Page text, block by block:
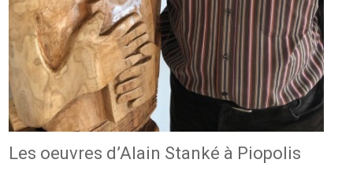
Les oeuvres d’Alain Stanké à Piopolis